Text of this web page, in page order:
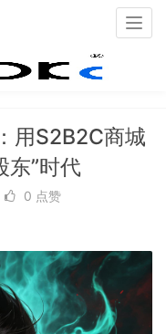
用S2B2C商城
东”时代
0 点赞